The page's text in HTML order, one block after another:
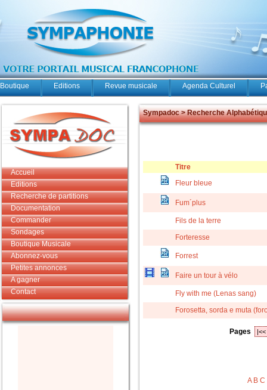
Boutique Editions Revue musicale Agenda Culturel
Accueil
Editions
Recherche de partitions
Documentation
Commander
Sondages
Boutique Musicale
Abonnez-vous
Petites annonces
A gagner
Contact
Sympadoc > Recherche
Titre
Fleur bleue
Fum´plus
Fils de la terre
Forteresse
Forrest
Faire un tour à vélo
Fly with me (Lenas sang)
Forosetta, sorda e muta
Pages |<<
A B C